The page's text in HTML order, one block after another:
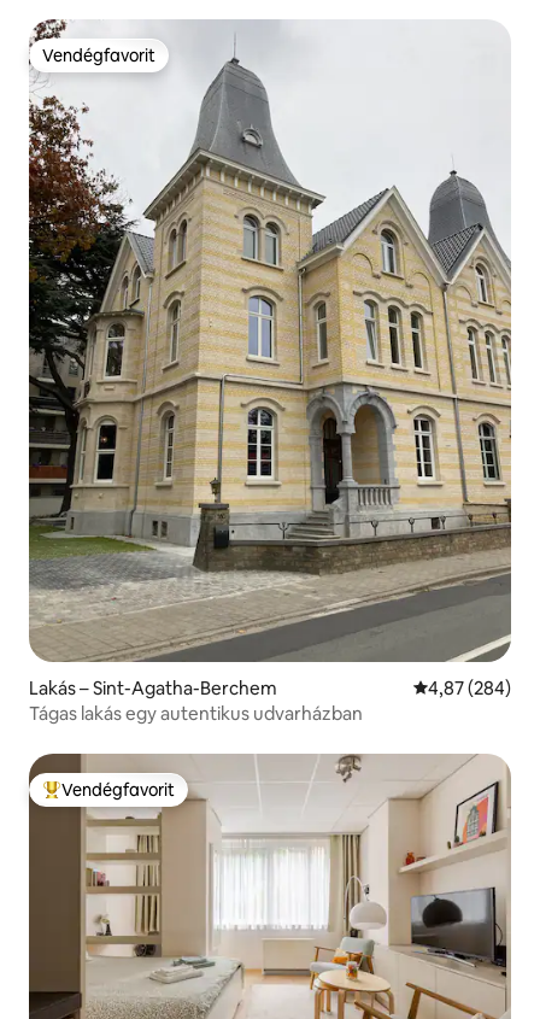
Vendégfavorit
Vendégfavorit
Lakás – Sint-Agatha-Berchem Átlagos
4,87 (284)
Tágas lakás egy autentikus udvarházban
Kiemelt vendégfavorit
Vendégfavorit